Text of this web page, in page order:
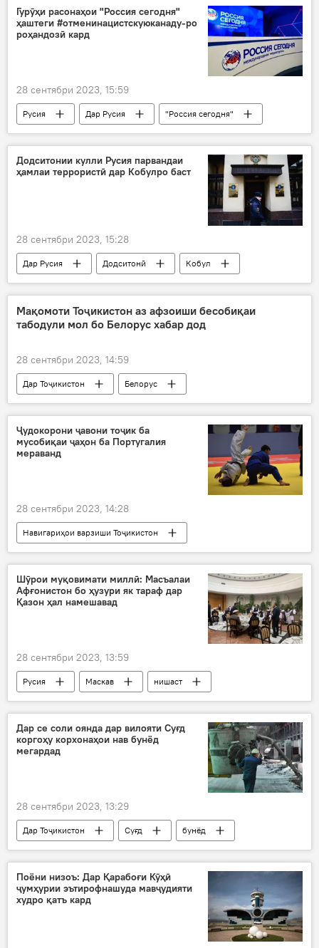
Гурӯҳи расонаҳои "Россия сегодня"
ҳаштеги #отменинацистскуюканаду-ро
роҳандозӣ кард
28 сентябри 2023, 15:59
Русия Дар Русия
"Россия сегодня"
иқдом
роҳандозӣ
Канада
парлумон
Сиёсат
Додситонии кулли Русия парвандаи
ҳамлаи террористӣ дар Кобулро баст
28 сентябри 2023, 15:28
Дар Русия Додситонӣ
Кобул
ҳамлаи террористӣ
сафоратхона
Мақомоти Тоҷикистон аз афзоиши бесобиқаи
табодули мол бо Белорус хабар дод
28 сентябри 2023, 14:59
Дар Тоҷикистон
Белорус
табодули мол
тиҷорат Иқтисод
Ҷудокорони ҷавони тоҷик ба
мусобиқаи ҷаҳон ба Португалия
мераванд
28 сентябри 2023, 14:28
Навигариҳои варзиши Тоҷикистон
Дар Тоҷикистон
мусобиқа
Португалия
Шӯрои муқовимати миллӣ: Масъалаи
Афғонистон бо ҳузури як тараф дар
Қазон ҳал намешавад
28 сентябри 2023, 13:59
Русия Маскав
нишаст
шӯро
муқовимат
вокуниш
Дар се соли оянда дар вилояти Суғд
коргоҳу корхонаҳои нав бунёд
мегардад
28 сентябри 2023, 13:29
Дар Тоҷикистон Суғд
бунёд
коргоҳ
Саноат ҷойи кор
Поёни низоъ: Дар Қарабоғи Кӯҳӣ
ҷумҳурии эътирофнашуда мавҷудияти
худро қатъ кард